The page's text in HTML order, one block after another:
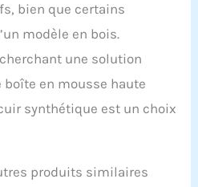
bien que certains
modèle en bois.
une solution
en mousse haute
synthétique est un choix
produits similaires